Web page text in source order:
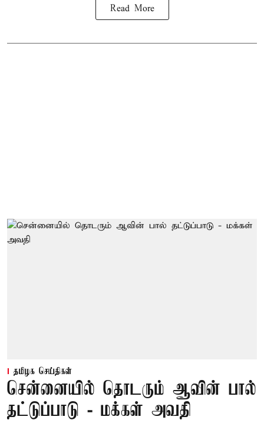
Read More
தமிழக செய்திகள்
சென்னையில் தொடரும் ஆவின் பால்
தட்டுப்பாடு - மக்கள் அவதி